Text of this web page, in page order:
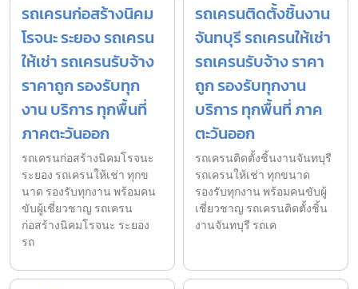
รถเครนก่อสร้างนิคม
โรจนะ ระยอง รถเครน
ให้เช่า รถเครนรับจ้าง
ราคาถูก รองรับทุก
งาน บริการ ทุกพื้นที่
ภาคตะวันออก
รถเครนก่อสร้างนิคมโรจนะ
ระยอง รถเครนให้เช่า ทุกข
นาด รองรับทุกงาน พร้อมคน
ขับผู้เชี่ยวชาญ รถเครน
ก่อสร้างนิคมโรจนะ ระยอง
รถ
รถเครนติดตั้งชิ้นงาน
จันทบุรี รถเครนให้เช่า
รถเครนรับจ้าง ราคา
ถูก รองรับทุกงาน
บริการ ทุกพื้นที่ ภาค
ตะวันออก
รถเครนติดตั้งชิ้นงานจันทบุรี
รถเครนให้เช่า ทุกขนาด
รองรับทุกงาน พร้อมคนขับผู้
เชี่ยวชาญ รถเครนติดตั้งชิ้น
งานจันทบุรี รถเค